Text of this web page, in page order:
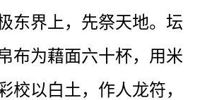
东界上，先祭天地。坛
布为藉面六十杯，用米
校以白土，作人龙符，